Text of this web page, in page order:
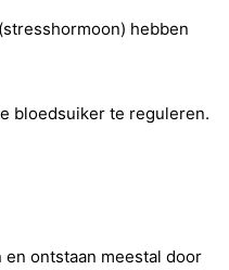
hebben
bloedsuiker te reguleren.
ontstaan meestal door